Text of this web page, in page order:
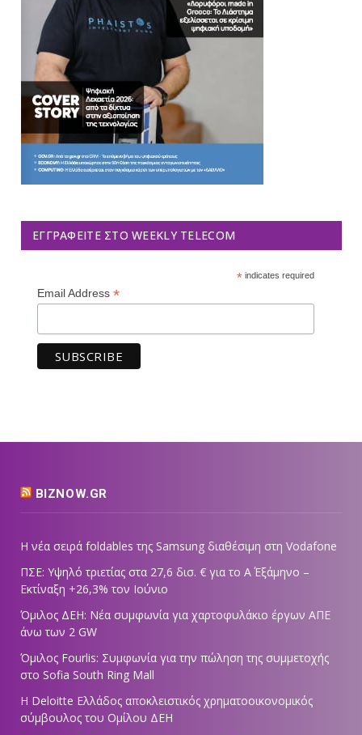
ΕΓΓΡΑΦΕΊΤΕ ΣΤΟ WEEKLY TELECOM
*indicates required
Email Address *
BIZNOW.GR
Η νέα σειρά foldables της Samsung διαθέσιμη στη Vodafone
ΠΣΕ: Υψηλό τριετίας στα 27,6 δισ. € για το Α΄ Εξάμηνο –
Εκτίναξη +26,3% τον Ιούνιο
Όμιλος ΔΕΗ: Νέα συμφωνία για χαρτοφυλάκιο έργων ΑΠΕ
άνω των 2 GW
Όμιλος Fourlis: Συμφωνία για την πώληση της συμμετοχής
στο Sofia South Ring Mall
Η Deloitte Ελλάδος αποκλειστικός χρηματοοικονομικός
σύμβουλος του Ομίλου ΔΕΗ